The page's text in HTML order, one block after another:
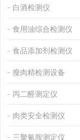
白酒检测仪
食用油综合检测仪
食品添加剂检测仪
瘦肉精检测设备
丙二醛测定仪
肉类安全检测仪
三聚氰胺测定仪